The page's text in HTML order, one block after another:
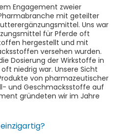
Engagement zweier
mit geteilter
Uns war
für Pferde oft
hergestellt und mit
versehen wurden.
Dosierung der Wirkstoffe in
niedrig war. Unsere Sicht
von pharmazeutischer
und Geschmacksstoffe auf
gründeten wir im Jahre